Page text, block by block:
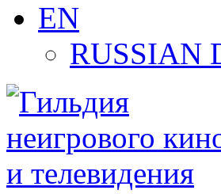
EN
RUSSIAN